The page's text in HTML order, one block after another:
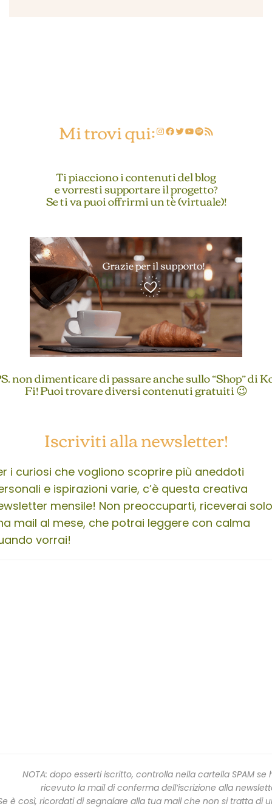
Mi trovi qui:InstagramFacebookTwitter YouTube Spotify Feed RSS
Ti piacciono i contenuti del blog
e vorresti supportare il progetto?
Se ti va puoi offrirmi un tè (virtuale)!
non dimenticare di passare anche sullo “Shop” di
Fi! Puoi trovare diversi contenuti gratuiti 😉
Iscriviti alla newsletter!
i curiosi che vogliono scoprire più aneddoti
e ispirazioni varie, c’è questa creativa
mensile! Non preoccuparti, riceverai solo
mail al mese, che potrai leggere con calma
vorrai!
NOTA: dopo esserti iscritto, controlla nella cartella SPAM se
ricevuto la mail di conferma dell’iscrizione alla
è così, ricordati di segnalare alla tua mail che non si tratta di